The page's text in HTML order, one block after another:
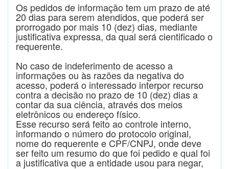
Os pedidos de informação tem um prazo de até
20 dias para serem atendidos, que poderá ser
prorrogado por mais 10 (dez) dias, mediante
justificativa expressa, da qual será cientificado o
requerente.
No caso de indeferimento de acesso a
informações ou às razões da negativa do
acesso, poderá o interessado interpor recurso
contra a decisão no prazo de 10 (dez) dias a
contar da sua ciência, através dos meios
eletrônicos ou endereço físico.
Esse recurso será feito ao controle interno,
informando o número do protocolo original,
nome do requerente e CPF/CNPJ, onde deve
ser feito um resumo do que foi pedido e qual foi
a justificativa que a entidade usou para negar,